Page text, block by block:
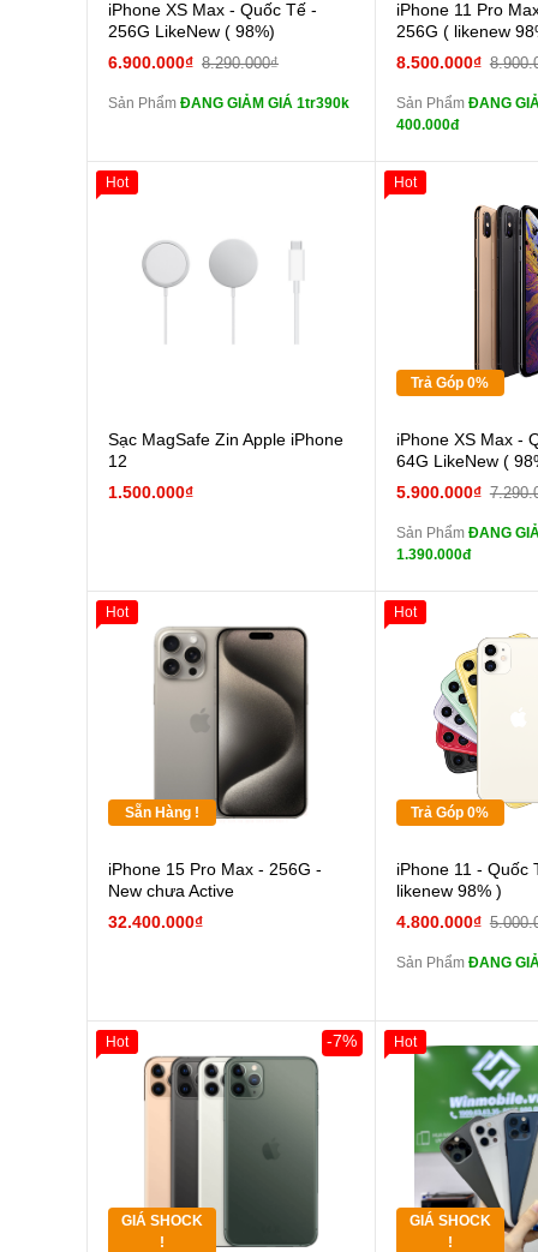
màn
tai nghe iPhone 6S
các Phụ Kiện Khác
iPhone XS Max - Quốc Tế -
256G LikeNew ( 98%)
6.900.000₫ 8.290.000₫
Sản Phẩm ĐANG GIẢM GIÁ 1tr390k
màn
tai
Pin
các Phụ Kiện Khác
iPhone 11 Pro
256G ( likenew
8.500.000₫
Sản Phẩm ĐANG
400.000đ
Sạc MagSafe Zin Apple iPhone
12
1.500.000₫
Hot
Trả Góp 0%
Giảm 100.000đ
Tặng
màn
tai
các Phụ Kiện Khác
iPhone XS Max -
64G LikeNew (
5.900.000₫
Sản Phẩm ĐANG
1.390.000đ
Hot
Sẵn Hàng !
iPhone 15 Pro Max - 256G -
New chưa Active
32.400.000₫
Hot
Trả Góp 0%
Giảm 100.000đ
Thân Thiết
Tặng
Tặng
Tặng
màn
tai
Pin
các Phụ Kiện Khác
iPhone 11 - Quốc
likenew 98% )
4.800.000₫
Sản Phẩm ĐANG
Hot
GIÁ SHOCK
!
Giảm 100.000đ
Khách Hàng
Thân Thiết
-7%
Hot
GIÁ SHOCK
!
Giảm 100.000đ
Thân Thiết
Hot